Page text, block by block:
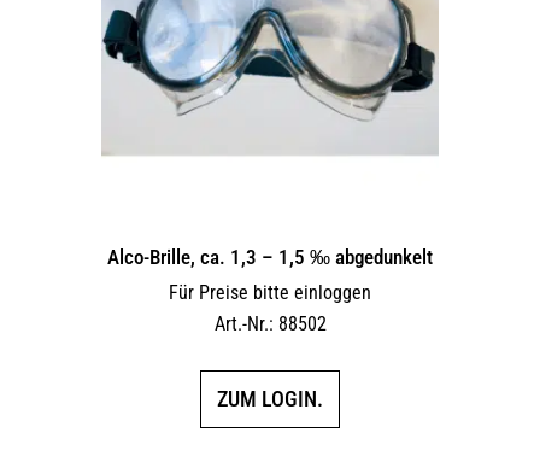
Alco-Brille, ca. 1,3 – 1,5 ‰ abgedunkelt
Für Preise bitte einloggen
Art.-Nr.: 88502
ZUM LOGIN.